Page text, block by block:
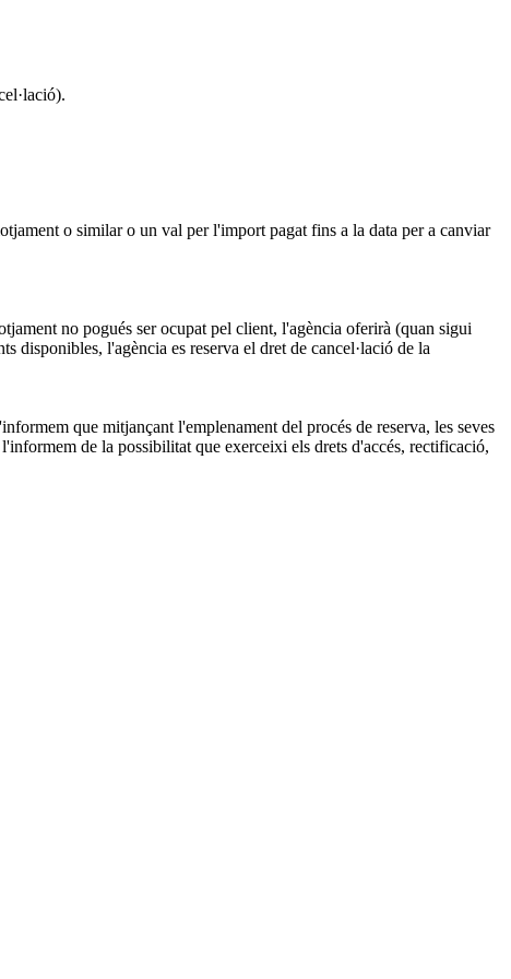
o similar o un val per l'import pagat fins a la data per a canviar
no pogués ser ocupat pel client, l'agència oferirà (quan sigui
disponibles, l'agència es reserva el dret de cancel·lació de la
que mitjançant l'emplenament del procés de reserva, les seves
de la possibilitat que exerceixi els drets d'accés, rectificació,